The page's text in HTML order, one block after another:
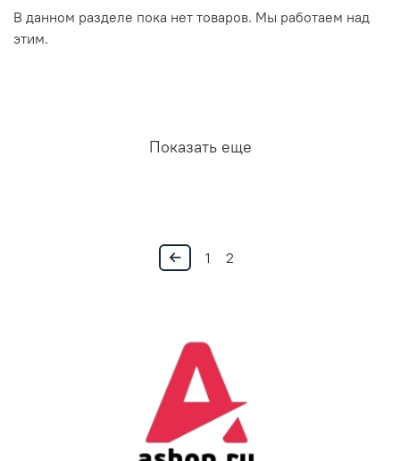
В данном разделе пока нет товаров. Мы работаем над
этим.
Показать еще
1 2